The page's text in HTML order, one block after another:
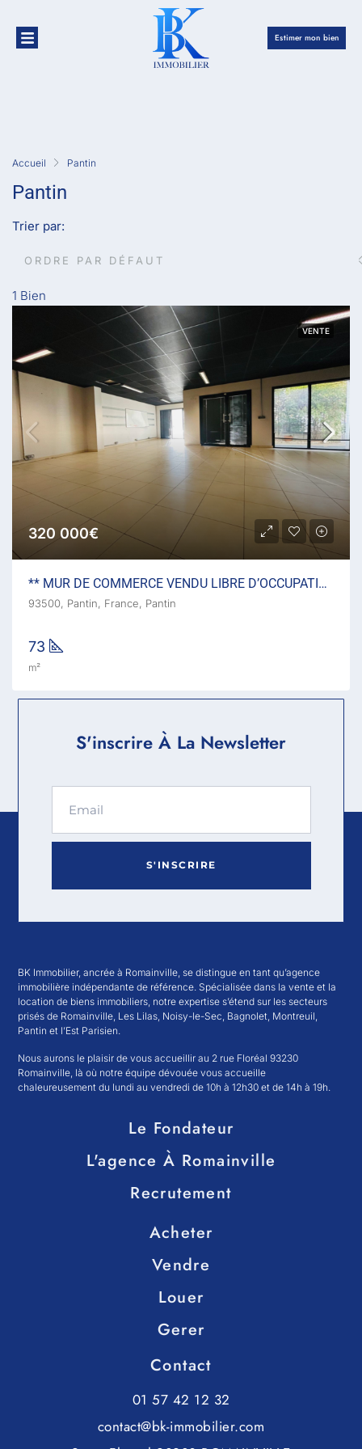
Estimer mon bien
Accueil Pantin
Pantin
1 Bien
Trier par:
ORDRE PAR DÉFAUT
VENTE
320 000€
** MUR DE COMMERCE VENDU LIBRE D’OCCUPATION **
93500, Pantin, France, Pantin
73
m²
S'inscrire À La Newsletter
S'INSCRIRE
BK Immobilier, ancrée à Romainville, se distingue en tant qu’agence
immobilière indépendante de référence. Spécialisée dans la vente et la
location de biens immobiliers, notre expertise s’étend sur les secteurs
prisés de Romainville, Les Lilas, Noisy-le-Sec, Bagnolet, Montreuil,
Pantin et l’Est Parisien.
Nous aurons le plaisir de vous accueillir au 2 rue Floréal 93230
Romainville, là où notre équipe dévouée vous accueille
chaleureusement du lundi au vendredi de 10h à 12h30 et de 14h à 19h.
Le Fondateur
L'agence À Romainville
Recrutement
Acheter
Vendre
Louer
Gerer
Contact
01 57 42 12 32
contact@bk-immobilier.com